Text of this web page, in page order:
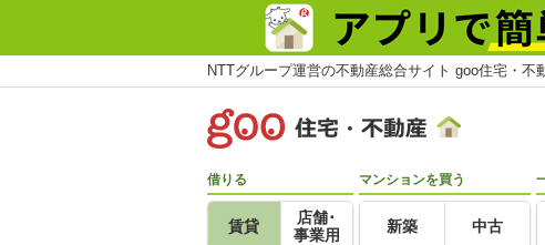
NTTグループ運営の不動産総合サイト goo住宅・不
借りる
賃貸
店舗･
事業用
マンションを買う
新築 中古